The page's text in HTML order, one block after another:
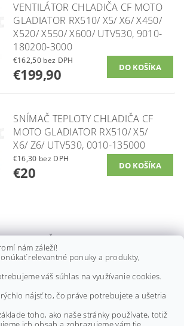
VENTILÁTOR CHLADIČA CF MOTO
GLADIATOR RX510/ X5/ X6/ X450/
X520/ X550/ X600/ UTV530, 9010-
180200-3000
€162,50 bez DPH
€199,90
SNÍMAČ TEPLOTY CHLADIČA CF
MOTO GLADIATOR RX510/ X5/
X6/ Z6/ UTV530, 0010-135000
€16,30 bez DPH
€20
CHLADIČ VODY CF MOTO
GLADIATOR X850/ X1000 G3,
9AWV-181100-8000
€374 bez DPH
€460
nám záleží!
relevantné ponuky a produkty,
váš súhlas na využívanie cookies.
nájsť to, čo práve potrebujete a ušetria
toho, ako naše stránky používate, totiž